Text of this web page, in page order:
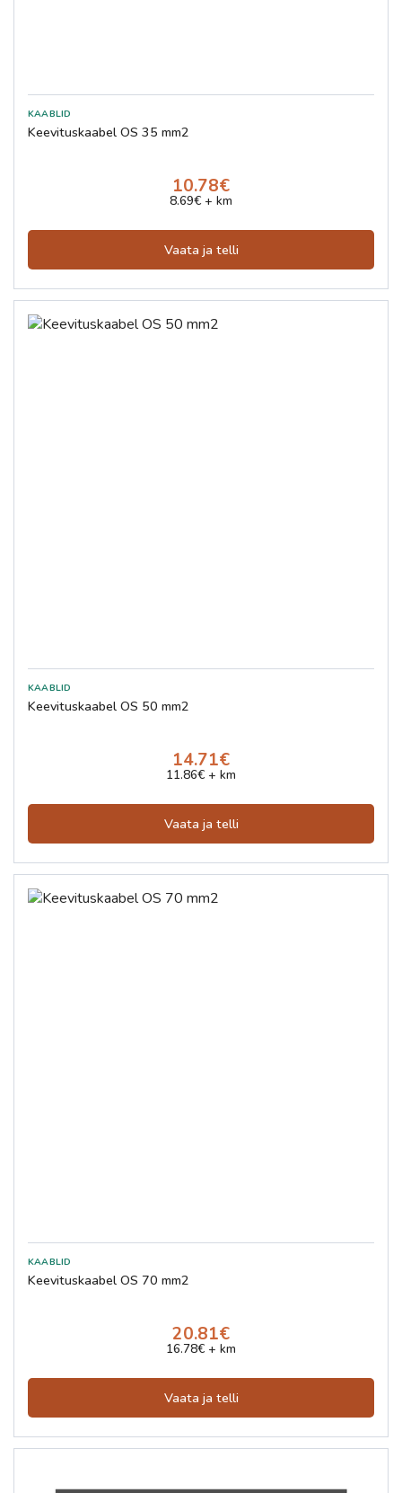
Keevituskaabel OS 35 mm2
10.78€
8.69€ + km
Vaata ja telli
Keevituskaabel OS 50 mm2
14.71€
11.86€ + km
Vaata ja telli
Keevituskaabel OS 70 mm2
20.81€
16.78€ + km
Vaata ja telli